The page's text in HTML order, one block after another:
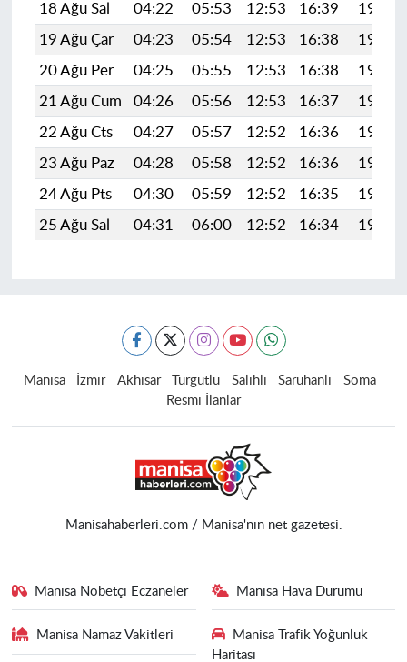
18 Ağu Sal
04:22 05:53 12:53 16:39
19:43
19 Ağu Çar
04:23 05:54 12:53 16:38
19:42
20 Ağu Per
04:25 05:55 12:53 16:38
19:41
21 Ağu Cum
04:26 05:56 12:53 16:37
19:39
22 Ağu Cts
04:27 05:57 12:52 16:36
19:38
23 Ağu Paz
04:28 05:58 12:52 16:36
19:36
24 Ağu Pts
04:30 05:59 12:52 16:35
19:35
25 Ağu Sal
04:31 06:00 12:52 16:34 19:33
Manisa İzmir Akhisar Turgutlu Salihli Saruhanlı
Soma
Resmi İlanlar
Manisahaberleri.com / Manisa'nın net gazetesi.
Manisa Nöbetçi Eczaneler Manisa Hava Durumu
Manisa Namaz Vakitleri
Manisa Trafik Yoğunluk
Haritası